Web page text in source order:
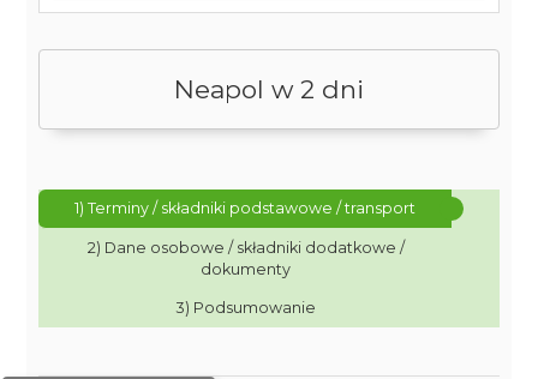
Neapol w 2 dni
1) Terminy / składniki podstawowe / transport
2) Dane osobowe / składniki dodatkowe /
dokumenty
3) Podsumowanie